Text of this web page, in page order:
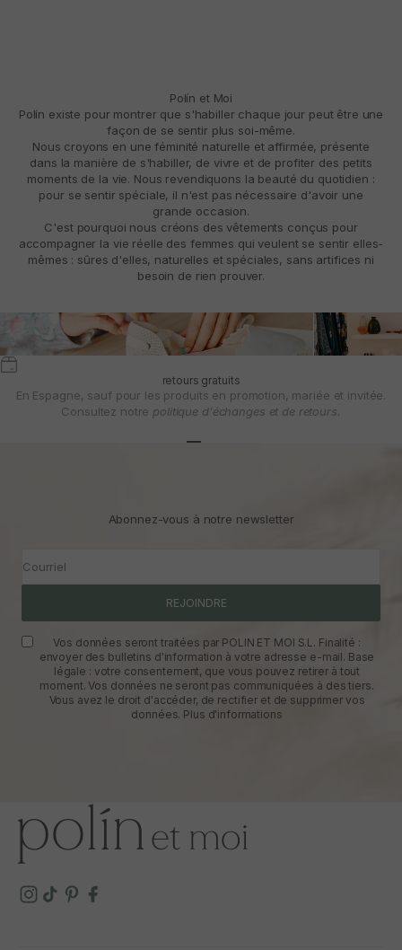
Polín et Moi
Polín existe pour montrer que s'habiller chaque jour peut être une
façon de se sentir plus soi-même.
Nous croyons en une féminité naturelle et affirmée, présente
dans la manière de s'habiller, de vivre et de profiter des petits
moments de la vie. Nous revendiquons la beauté du quotidien :
pour se sentir spéciale, il n'est pas nécessaire d'avoir une
grande occasion.
C'est pourquoi nous créons des vêtements conçus pour
accompagner la vie réelle des femmes qui veulent se sentir elles-
mêmes : sûres d'elles, naturelles et spéciales, sans artifices ni
besoin de rien prouver.
retours gratuits
En Espagne, sauf pour les produits en promotion, mariée et invitée.
Consultez notre politique d'échanges et de retours.
Abonnez-vous à notre newsletter
Courriel
REJOINDRE
Vos données seront traitées par POLIN ET MOI S.L. Finalité :
envoyer des bulletins d'information à votre adresse e-mail. Base
légale : votre consentement, que vous pouvez retirer à tout
moment. Vos données ne seront pas communiquées à des tiers.
Vous avez le droit d'accéder, de rectifier et de supprimer vos
données. Plus d'informations